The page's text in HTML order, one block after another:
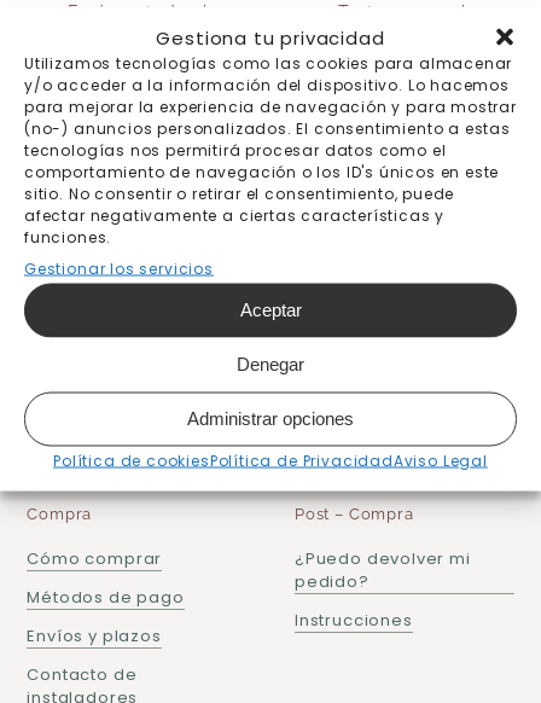
Gestiona tu privacidad
Utilizamos tecnologías como las cookies para almacenar
y/o acceder a la información del dispositivo. Lo hacemos
para mejorar la experiencia de navegación y para mostrar
(no-) anuncios personalizados. El consentimiento a estas
tecnologías nos permitirá procesar datos como el
comportamiento de navegación o los ID's únicos en este
sitio. No consentir o retirar el consentimiento, puede
afectar negativamente a ciertas características y
funciones.
Gestionar los servicios
Aceptar
Denegar
Administrar opciones
Política de cookiesPolítica de PrivacidadAviso Legal
Envíos a todo el
mundo
Destinos y precios
aquí
Trato personal
Quiénes somos
Blog
Síguenos:
¿Cómo podemos ayudarte?
Compra
Cómo comprar
Métodos de pago
Envíos y plazos
Contacto de
instaladores
Post – Compra
¿Puedo devolver mi
pedido?
Instrucciones